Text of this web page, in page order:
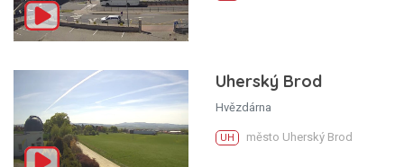
Uherský Brod
Hvězdárna
UH město Uherský Brod